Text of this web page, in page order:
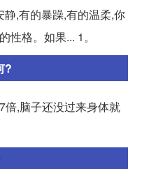
,有的暴躁,有的温柔,你
性格。如果... 1。
?
,脑子还没过来身体就